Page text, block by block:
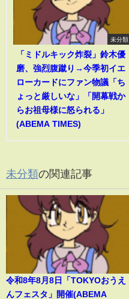
未分類
「ミドルキック炸裂」鈴木優
磨、強烈腹蹴り→今季初イエ
ローカードにファン物議「ち
ょっと厳しいな」「開幕戦か
らお祖母様に怒られる」
(ABEMA TIMES)
未分類の関連記事
令和8年8月8日「TOKYOおうえ
んフェスタ」開催(ABEMA